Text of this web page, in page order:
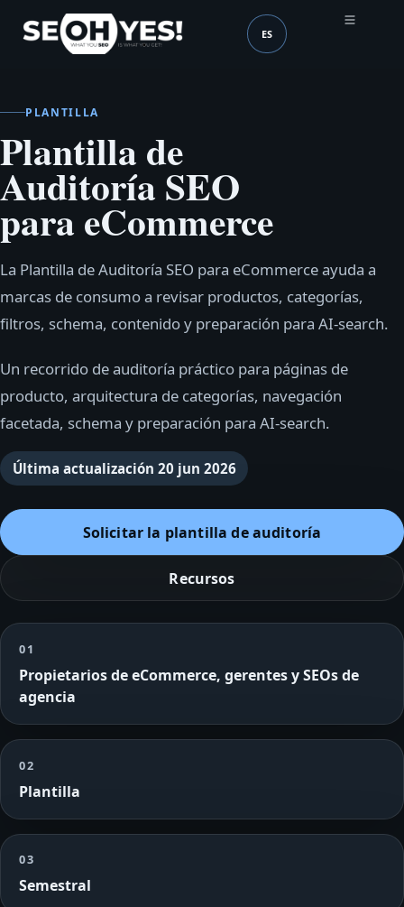
SEOH Idioma (mobile
ES
PLANTILLA
Plantilla de
Auditoría SEO
para eCommerce
La Plantilla de Auditoría SEO para eCommerce ayuda a
marcas de consumo a revisar productos, categorías,
filtros, schema, contenido y preparación para AI-search.
Un recorrido de auditoría práctico para páginas de
producto, arquitectura de categorías, navegación
facetada, schema y preparación para AI-search.
Última actualización 20 jun 2026
Solicitar la plantilla de auditoría
Recursos
01
Propietarios de eCommerce, gerentes y SEOs de
agencia
02
Plantilla
03
Semestral